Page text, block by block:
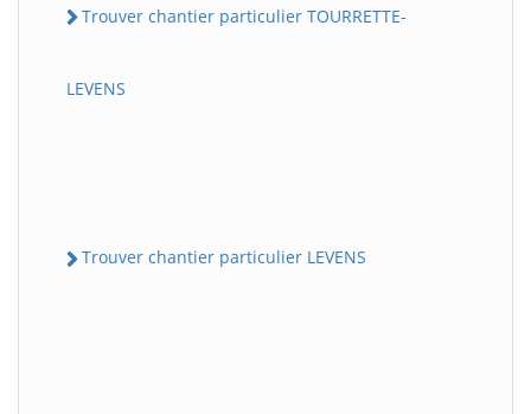
Trouver chantier particulier TOURRETTE-
LEVENS
Trouver chantier particulier LEVENS